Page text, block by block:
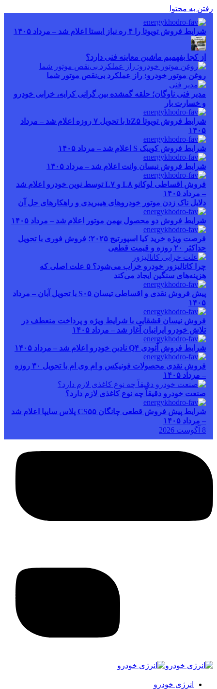
به محتوا
شرایط فروش تویوتا را ۴ ره نیاز ایستا اعلام شد – مرداد ۱۴۰۵
از کجا بفهمیم ماشین معاینه فنی دارد؟
روغن موتور خودرو: راز عملکرد بی‌نقص موتور شما
مدیر فنی ناوگان؛ حلقه گمشده بین گرانی کرایه، خرابی خودرو
و خسارت بار
شرایط فروش تویوتا bZ۵ با تحویل ۷ روزه اعلام شد – مرداد
۱۴۰۵
شرایط فروش کوییک S اعلام شد – مرداد ۱۴۰۵
شرایط فروش نیسان وانت اعلام شد – مرداد ۱۴۰۵
فروش اقساطی لوکانو L۸ و L۷ توسط نوین خودرو اعلام شد
– مرداد ۱۴۰۵
دلایل ناک زدن موتور خودروهای هیبریدی و راهکارهای حل آن
شرایط فروش دو محصول بهمن موتور اعلام شد – مرداد ۱۴۰۵
فرصت ویژه خرید کیا اسپورتیج ۲۰۲۵؛ فروش فوری با تحویل
حداکثر ۲۰ روزه و قیمت قطعی
چرا کاتالیزور خودرو خراب می‌شود؟ ۵ علت اصلی که
هزینه‌های سنگین ایجاد می‌کند
پیش فروش نقدی و اقساطی تیسان S۰۵ با تحویل آبان – مرداد
۱۴۰۵
فروش نیسان قشقایی با شرایط ویژه و پرداخت منعطف در
تلاش خودرو ایرانیان آغاز شد – مرداد ۱۴۰۵
شرایط فروش آئودی Q۴ نادین خودرو اعلام شد – مرداد ۱۴۰۵
فروش نقدی محصولات فونیکس و ام وی ام با تحویل ۳۰ روزه
– مرداد ۱۴۰۵
صنعت خودرو دقیقاً چه نوع کاغذی لازم دارد؟
شرایط پیش فروش قطعی چانگان CS۵۵ پلاس سایپا اعلام شد
– مرداد ۱۴۰۵
انرژی خودرو